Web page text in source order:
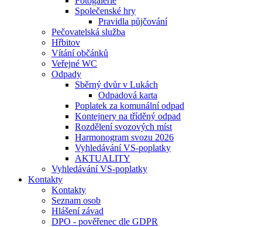
Společenské hry
Pravidla půjčování
Pečovatelská služba
Hřbitov
Vítání občánků
Veřejné WC
Odpady
Sběrný dvůr v Lukách
Odpadová karta
Poplatek za komunální odpad
Kontejnery na tříděný odpad
Rozdělení svozových míst
Harmonogram svozu 2026
Vyhledávání VS-poplatky
AKTUALITY
Vyhledávání VS-poplatky
Kontakty
Kontakty
Seznam osob
Hlášení závad
DPO - pověřenec dle GDPR